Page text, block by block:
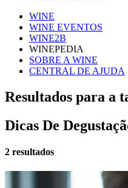
WINE
WINE EVENTOS
WINE2B
WINEPEDIA
SOBRE A WINE
CENTRAL DE AJUDA
Resultados para a
Dicas De
2 resultados